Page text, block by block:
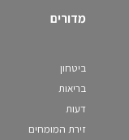
מדורים
ביטחון
בריאות
דעות
זירת המומחים